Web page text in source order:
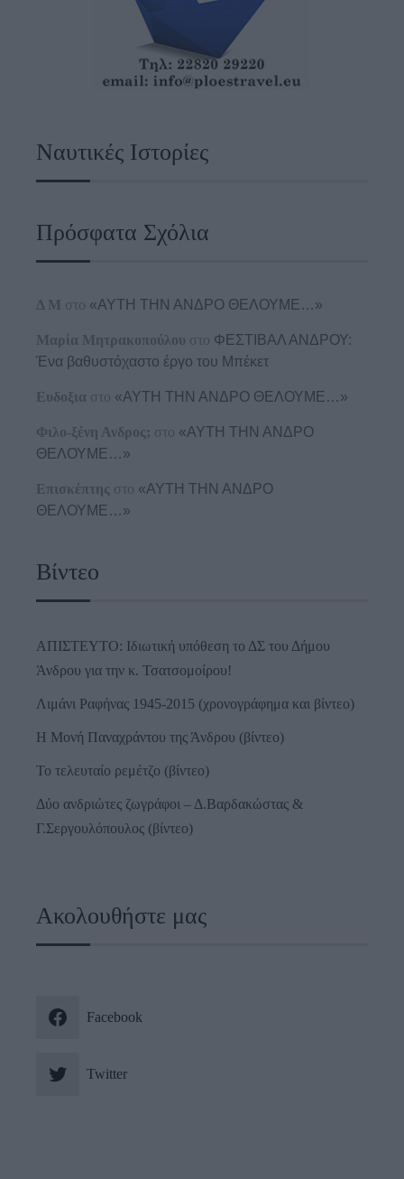
Ναυτικές Ιστορίες
Πρόσφατα Σχόλια
Δ Μ στο «ΑΥΤΗ ΤΗΝ ΑΝΔΡΟ ΘΕΛΟΥΜΕ…»
Μαρία Μητρακοπούλου στο ΦΕΣΤΙΒΑΛ ΑΝΔΡΟΥ:
Ένα βαθυστόχαστο έργο του Μπέκετ
Ευδοξια στο «ΑΥΤΗ ΤΗΝ ΑΝΔΡΟ ΘΕΛΟΥΜΕ…»
Φιλο-ξένη Ανδρος; στο «ΑΥΤΗ ΤΗΝ ΑΝΔΡΟ
ΘΕΛΟΥΜΕ…»
Επισκέπτης στο «ΑΥΤΗ ΤΗΝ ΑΝΔΡΟ
ΘΕΛΟΥΜΕ…»
Βίντεο
ΑΠΙΣΤΕΥΤΟ: Ιδιωτική υπόθεση το ΔΣ του Δήμου
Άνδρου για την κ. Τσατσομοίρου!
Λιμάνι Ραφήνας 1945-2015 (χρονογράφημα και βίντεο)
Η Μονή Παναχράντου της Άνδρου (βίντεο)
Το τελευταίο ρεμέτζο (βίντεο)
Δύο ανδριώτες ζωγράφοι – Δ.Βαρδακώστας &
Γ.Σεργουλόπουλος (βίντεο)
Ακολουθήστε μας
Facebook
Twitter